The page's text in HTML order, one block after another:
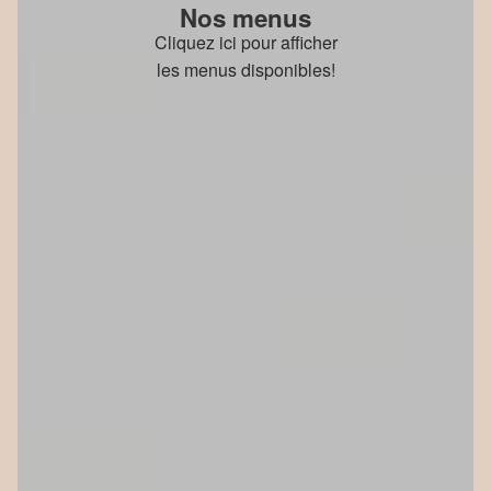
Nos menus
Cliquez ici pour afficher
les menus disponibles!